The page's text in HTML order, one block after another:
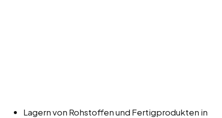
Lagern von Rohstoffen und Fertigprodukten in